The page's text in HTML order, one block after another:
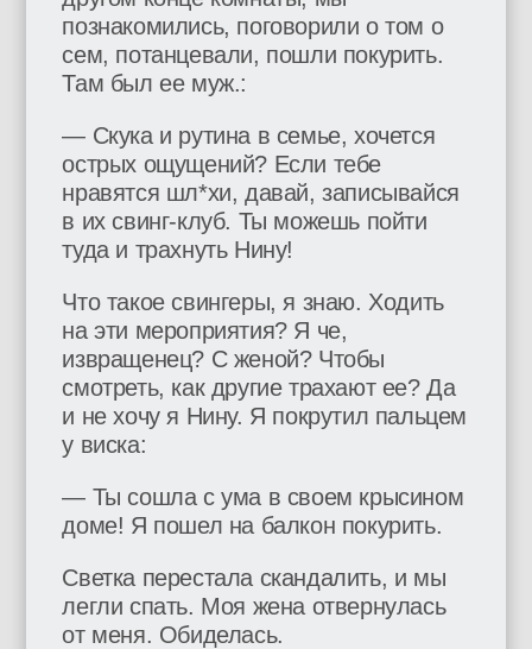
познакомились, поговорили о том о
сем, потанцевали, пошли покурить.
Там был ее муж.:
— Скука и рутина в семье, хочется
острых ощущений? Если тебе
нравятся шл*хи, давай, записывайся
в их свинг-клуб. Ты можешь пойти
туда и трахнуть Нину!
Что такое свингеры, я знаю. Ходить
на эти мероприятия? Я че,
извращенец? С женой? Чтобы
смотреть, как другие трахают ее? Да
и не хочу я Нину. Я покрутил пальцем
у виска:
— Ты сошла с ума в своем крысином
доме! Я пошел на балкон покурить.
Светка перестала скандалить, и мы
легли спать. Моя жена отвернулась
от меня. Обиделась.